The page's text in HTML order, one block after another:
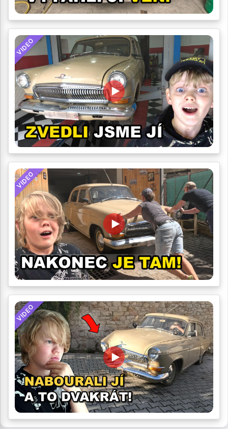
VIDEO
VIDEO
VIDEO